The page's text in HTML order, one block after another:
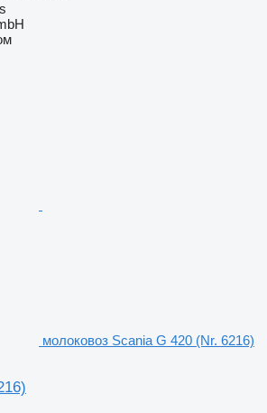
молоковоз Scania G 420 (Nr. 6216)